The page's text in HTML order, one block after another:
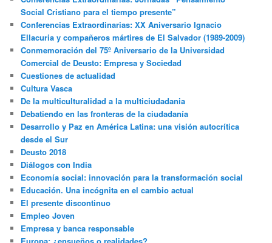
Social Cristiano para el tiempo presente”
Conferencias Extraordinarias: XX Aniversario Ignacio
Ellacuria y compañeros mártires de El Salvador (1989-2009)
Conmemoración del 75º Aniversario de la Universidad
Comercial de Deusto: Empresa y Sociedad
Cuestiones de actualidad
Cultura Vasca
De la multiculturalidad a la multiciudadania
Debatiendo en las fronteras de la ciudadanía
Desarrollo y Paz en América Latina: una visión autocrítica
desde el Sur
Deusto 2018
Diálogos con India
Economía social: innovación para la transformación social
Educación. Una incógnita en el cambio actual
El presente discontinuo
Empleo Joven
Empresa y banca responsable